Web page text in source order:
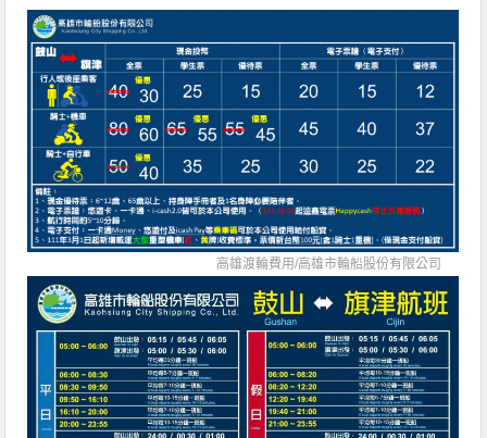
高雄渡輪費用/高雄市輪船股份有限公司